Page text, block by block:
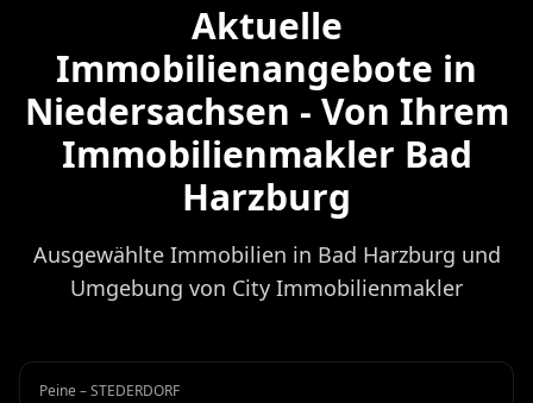
Aktuelle
Immobilienangebote in
Niedersachsen - Von Ihrem
Immobilienmakler Bad
Harzburg
Ausgewählte Immobilien in Bad Harzburg und
Umgebung von City Immobilienmakler
Haus Miete
Peine – STEDERDORF